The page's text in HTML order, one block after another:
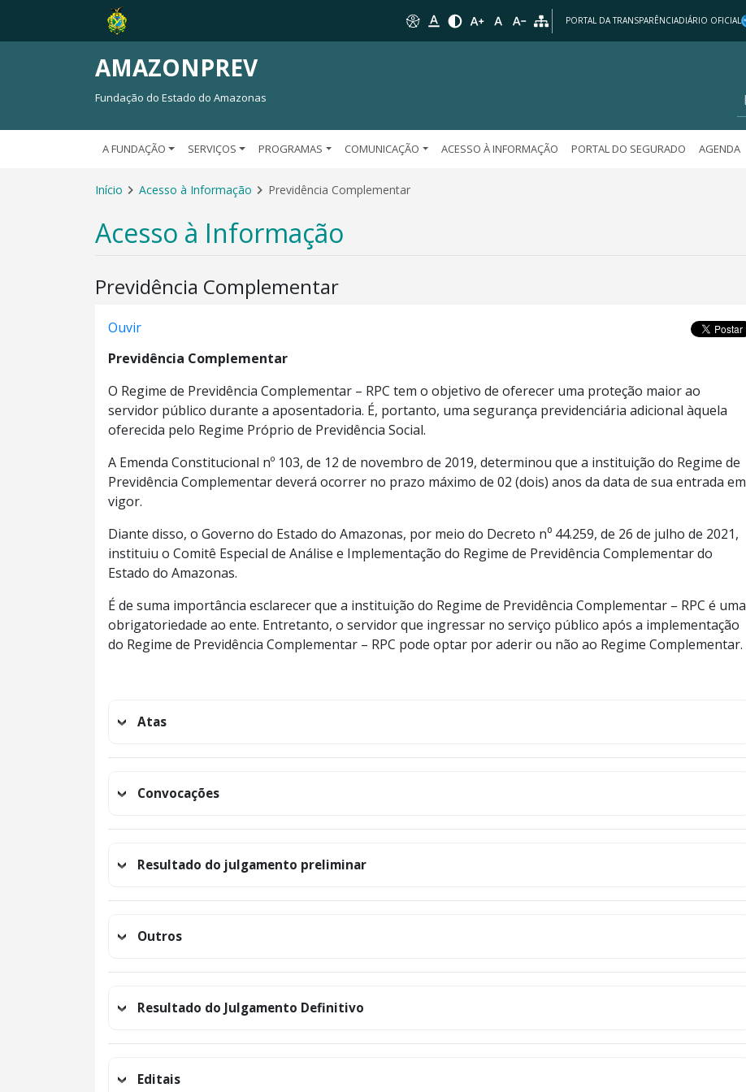
PORTAL DA TRANSPARÊNCIADIÁRIO OFICIAL
AMAZONPREV
Fundação do Estado do Amazonas
A FUNDAÇÃO SERVIÇOS PROGRAMAS COMUNICAÇÃO ACESSO À INFORMAÇÃO PORTAL DO SEGURADO AGENDA
Início Acesso à Informação Previdência Complementar
Acesso à Informação
Previdência Complementar
Ouvir
Previdência Complementar
O Regime de Previdência Complementar – RPC tem o objetivo de oferecer uma proteção maior ao
servidor público durante a aposentadoria. É, portanto, uma segurança previdenciária adicional àquela
oferecida pelo Regime Próprio de Previdência Social.
A Emenda Constitucional nº 103, de 12 de novembro de 2019, determinou que a instituição do Regime de
Previdência Complementar deverá ocorrer no prazo máximo de 02 (dois) anos da data de sua entrada em
vigor.
Diante disso, o Governo do Estado do Amazonas, por meio do Decreto n⁰ 44.259, de 26 de julho de 2021,
instituiu o Comitê Especial de Análise e Implementação do Regime de Previdência Complementar do
Estado do Amazonas.
É de suma importância esclarecer que a instituição do Regime de Previdência Complementar – RPC é uma
obrigatoriedade ao ente. Entretanto, o servidor que ingressar no serviço público após a implementação
do Regime de Previdência Complementar – RPC pode optar por aderir ou não ao Regime Complementar.
Atas
Convocações
Resultado do julgamento preliminar
Outros
Resultado do Julgamento Definitivo
Editais